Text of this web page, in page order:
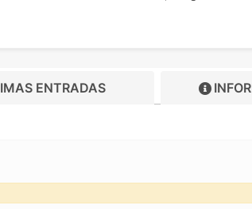
ENTRADAS